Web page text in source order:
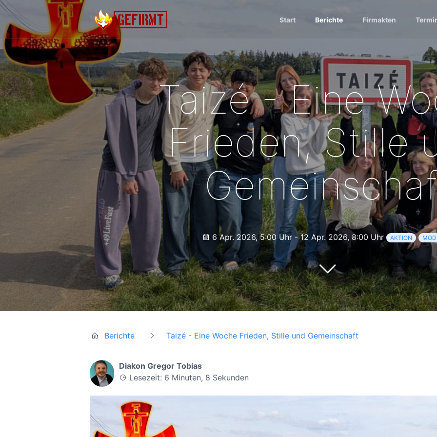
Start Berichte Firmakten
Taizé - Eine
Frieden, Stille
6 Apr. 2026, 5:00 Uhr -12 Apr. 2026, 8:00 Uhr AKTION
Berichte Taizé - Eine Woche Frieden, Stille und Gemeinschaft
Diakon Gregor Tobias
Lesezeit: 6 Minuten, 8 Sekunden